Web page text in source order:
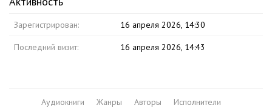
Зарегистрирован: 16 апреля 2026, 14:30
Последний визит: 16 апреля 2026, 14:43
Аудиокниги Жанры Авторы Исполнители